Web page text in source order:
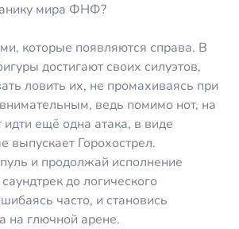
мира ФНФ?
которые появляются справа. В
достигают своих силуэтов,
ловить их, не промахиваясь при
ведь помимо нот, на
ещё одна атака, в виде
выпускает Горохострел.
и продолжай исполнение
до логического
часто, и становись
на глючной арене.